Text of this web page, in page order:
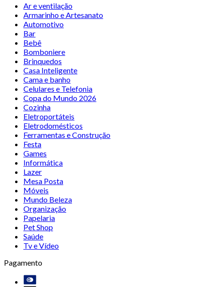
Ar e ventilação
Armarinho e Artesanato
Automotivo
Bar
Bebê
Bomboniere
Brinquedos
Casa Inteligente
Cama e banho
Celulares e Telefonia
Copa do Mundo 2026
Cozinha
Eletroportáteis
Eletrodomésticos
Ferramentas e Construção
Festa
Games
Informática
Lazer
Mesa Posta
Móveis
Mundo Beleza
Organização
Papelaria
Pet Shop
Saúde
Tv e Vídeo
Pagamento